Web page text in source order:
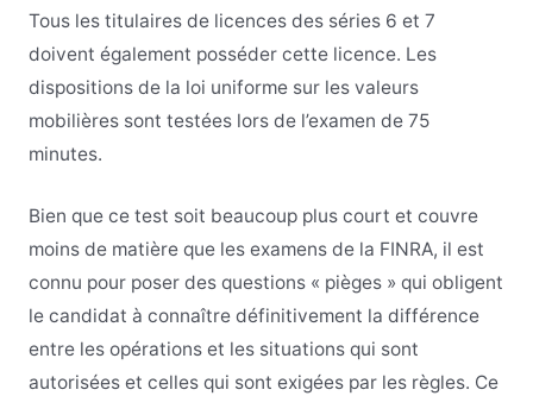
Tous les titulaires de licences des séries 6 et 7
doivent également posséder cette licence. Les
dispositions de la loi uniforme sur les valeurs
mobilières sont testées lors de l’examen de 75
minutes.
Bien que ce test soit beaucoup plus court et couvre
moins de matière que les examens de la FINRA, il est
connu pour poser des questions « pièges » qui obligent
le candidat à connaître définitivement la différence
entre les opérations et les situations qui sont
autorisées et celles qui sont exigées par les règles. Ce